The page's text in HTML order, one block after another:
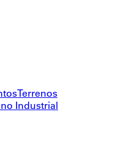
Terrenos
Industrial